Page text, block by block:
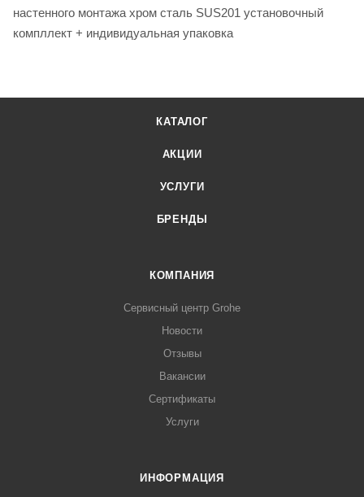
настенного монтажа хром сталь SUS201 установочный
компллект + индивидуальная упаковка
КАТАЛОГ
АКЦИИ
УСЛУГИ
БРЕНДЫ
КОМПАНИЯ
Сервисный центр Grohe
Новости
Отзывы
Вакансии
Сертификаты
Услуги
ИНФОРМАЦИЯ